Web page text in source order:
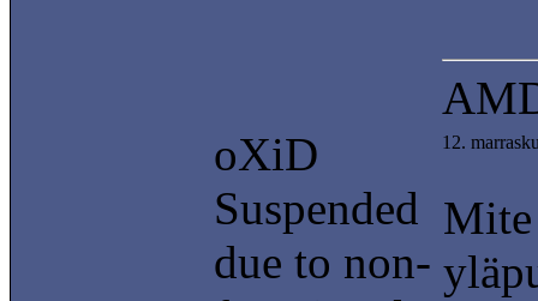
oXiD
Suspended
due to non-
12.